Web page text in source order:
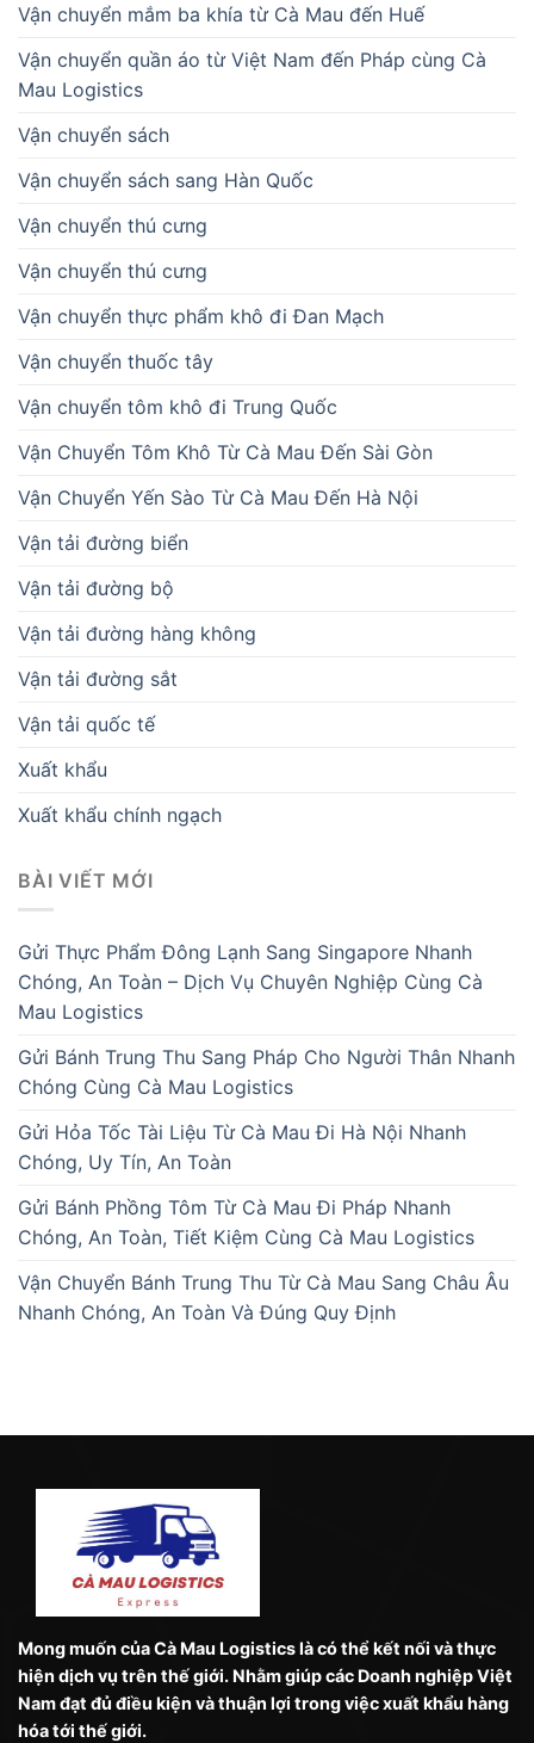
Vận chuyển mắm ba khía từ Cà Mau đến Huế
Vận chuyển quần áo từ Việt Nam đến Pháp cùng Cà
Mau Logistics
Vận chuyển sách
Vận chuyển sách sang Hàn Quốc
Vận chuyển thú cưng
Vận chuyển thú cưng
Vận chuyển thực phẩm khô đi Đan Mạch
Vận chuyển thuốc tây
Vận chuyển tôm khô đi Trung Quốc
Vận Chuyển Tôm Khô Từ Cà Mau Đến Sài Gòn
Vận Chuyển Yến Sào Từ Cà Mau Đến Hà Nội
Vận tải đường biển
Vận tải đường bộ
Vận tải đường hàng không
Vận tải đường sắt
Vận tải quốc tế
Xuất khẩu
Xuất khẩu chính ngạch
BÀI VIẾT MỚI
Gửi Thực Phẩm Đông Lạnh Sang Singapore Nhanh
Chóng, An Toàn – Dịch Vụ Chuyên Nghiệp Cùng Cà
Mau Logistics
Gửi Bánh Trung Thu Sang Pháp Cho Người Thân Nhanh
Chóng Cùng Cà Mau Logistics
Gửi Hỏa Tốc Tài Liệu Từ Cà Mau Đi Hà Nội Nhanh
Chóng, Uy Tín, An Toàn
Gửi Bánh Phồng Tôm Từ Cà Mau Đi Pháp Nhanh
Chóng, An Toàn, Tiết Kiệm Cùng Cà Mau Logistics
Vận Chuyển Bánh Trung Thu Từ Cà Mau Sang Châu Âu
Nhanh Chóng, An Toàn Và Đúng Quy Định
Mong muốn của Cà Mau Logistics là có thể kết nối và thực
hiện dịch vụ trên thế giới. Nhằm giúp các Doanh nghiệp Việt
Nam đạt đủ điều kiện và thuận lợi trong việc xuất khẩu hàng
hóa tới thế giới.